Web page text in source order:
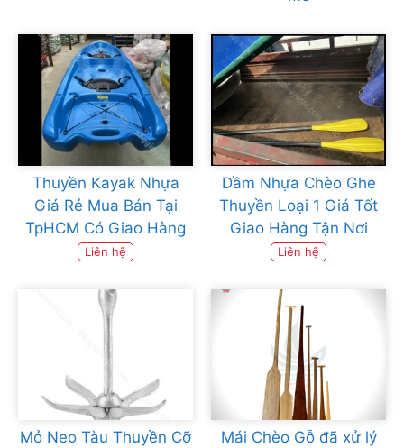
Thuyền Kayak Nhựa
Giá Rẻ Mua Bán Tại
TpHCM Có Giao Hàng
Liên hệ
Dầm Nhựa Chèo Ghe
Thuyền Loại 1 Giá Tốt
Giao Hàng Tận Nơi
Liên hệ
Mỏ Neo Tàu Thuyền Cỡ
Mái Chèo Gỗ đã xử lý